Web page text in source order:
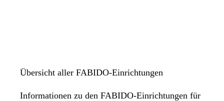
Übersicht aller FABIDO-Einrichtungen
Informationen zu den FABIDO-Einrichtungen für